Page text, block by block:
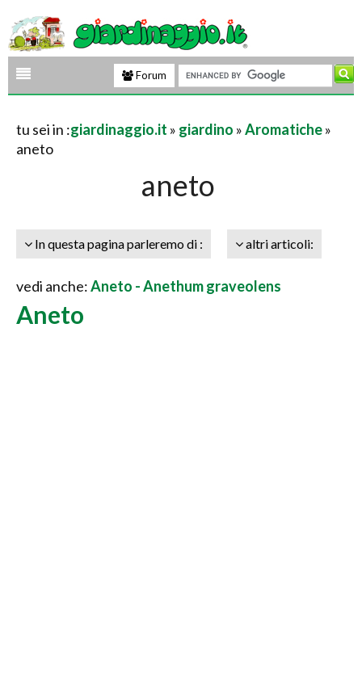
Forum
tu sei in :giardinaggio.it » giardino »Aromatiche»
aneto
aneto
In questa pagina parleremo di : altri articoli:
vedi anche:Aneto - Anethum graveolens
Aneto